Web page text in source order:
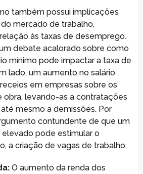
também possui implicações
mercado de trabalho,
às taxas de desemprego.
debate acalorado sobre como
mínimo pode impactar a taxa de
lado, um aumento no salário
em empresas sobre os
obra, levando-as a contratações
mesmo a demissões. Por
contundente de que um
elevado pode estimular o
a criação de vagas de trabalho.
O aumento da renda dos